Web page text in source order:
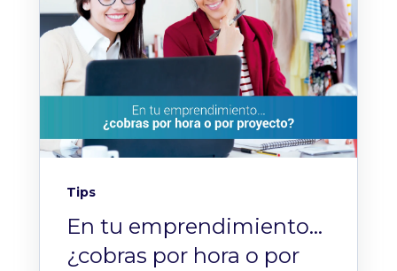
Tips
En tu emprendimiento…
¿cobras por hora o por